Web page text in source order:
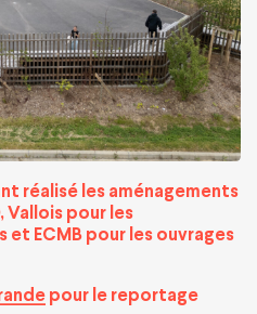
réalisé les aménagements
Vallois pour les
et ECMB pour les ouvrages
pour le reportage